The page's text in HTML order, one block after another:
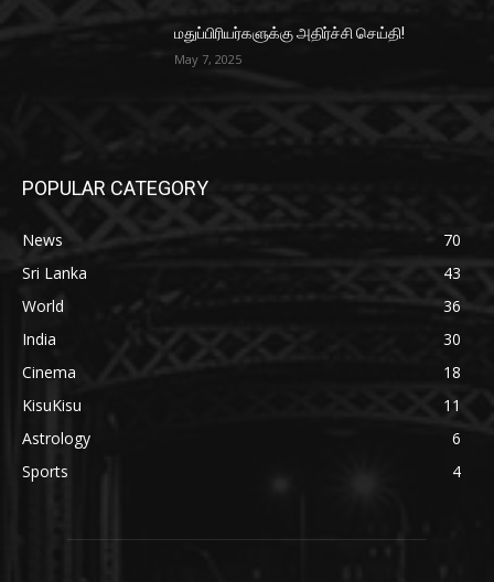
மதுப்பிரியர்களுக்கு அதிர்ச்சி செய்தி!
May 7, 2025
POPULAR CATEGORY
News
70
Sri Lanka
43
World
36
India
30
Cinema
18
KisuKisu
11
Astrology
6
Sports
4